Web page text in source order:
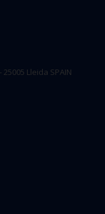
25005 Lleida SPAIN